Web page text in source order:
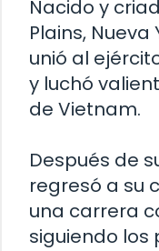
Nacido y
Plains,
unió al
y luchó
de Vietnam.
Después de
regresó a su
una carrera
siguiendo los